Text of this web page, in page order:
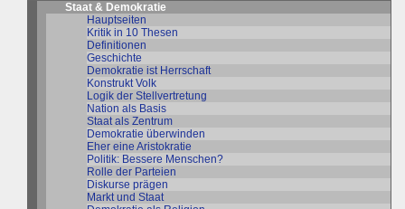
Staat & Demokratie
Hauptseiten
Kritik in 10 Thesen
Definitionen
Geschichte
Demokratie ist Herrschaft
Konstrukt Volk
Logik der Stellvertretung
Nation als Basis
Staat als Zentrum
Demokratie überwinden
Eher eine Aristokratie
Politik: Bessere Menschen?
Rolle der Parteien
Diskurse prägen
Markt und Staat